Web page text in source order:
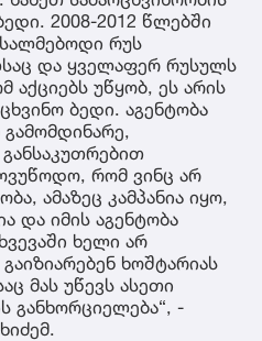
2008-2012 წლებში
რუს
და ყველაფერ რუსულს
უწყობ, ეს არის
ბედი. აგენტობა
გამომდინარე,
რომ ვინც არ
ამაზეც კამპანია იყო,
და იმის აგენტობა
ხელი არ
ხოშტარიას
მას უწევს ასეთი
განხორციელება“, -